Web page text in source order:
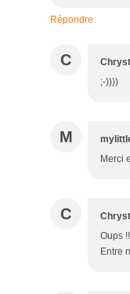
Répondre
C
;-))))
M
Merci
C
Oups
Entre